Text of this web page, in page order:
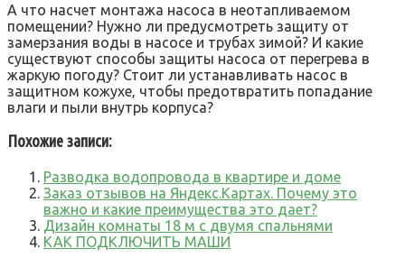
А что насчет монтажа насоса в неотапливаемом
помещении? Нужно ли предусмотреть защиту от
замерзания воды в насосе и трубах зимой? И какие
существуют способы защиты насоса от перегрева в
жаркую погоду? Стоит ли устанавливать насос в
защитном кожухе‚ чтобы предотвратить попадание
влаги и пыли внутрь корпуса?
Похожие записи:
Разводка водопровода в квартире и доме
Заказ отзывов на Яндекс.Картах. Почему это
важно и какие преимущества это дает?
Дизайн комнаты 18 м с двумя спальнями
КАК ПОДКЛЮЧИТЬ МАШИ